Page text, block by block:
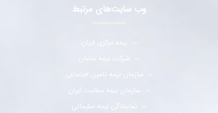
وب سایت‌های مرتبط
بیمه مرکزی ایران
شرکت بیمه سامان
سازمان بیمه تامین اجتماعی
سازمان بیمه سلامت ایران
نمایندگی بیمه سلیمانی